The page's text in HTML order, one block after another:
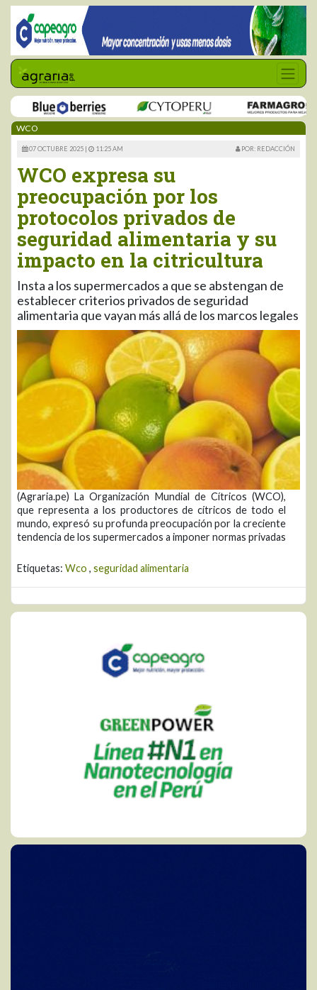
WCO
07 OCTUBRE 2025 | 11:25 AM POR: REDACCIÓN
WCO expresa su
preocupación por los
protocolos privados de
seguridad alimentaria y su
impacto en la citricultura
Insta a los supermercados a que se abstengan de
establecer criterios privados de seguridad
alimentaria que vayan más allá de los marcos legales
(Agraria.pe) La Organización Mundial de Cítricos (WCO),
que representa a los productores de cítricos de todo el
mundo, expresó su profunda preocupación por la creciente
tendencia de los supermercados a imponer normas privadas
Etiquetas: Wco , seguridad alimentaria